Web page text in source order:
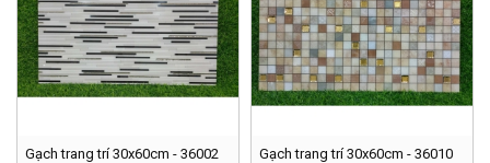
Gạch trang trí 30x60cm - 36002 Gạch trang trí 30x60cm - 36010